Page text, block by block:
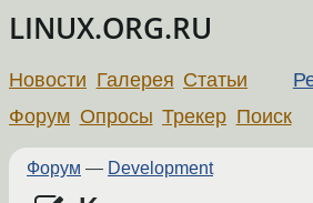
LINUX.ORG.RU
Новости Галерея Статьи
Форум Опросы Трекер Поиск
Форум — Development